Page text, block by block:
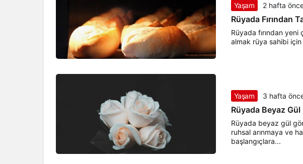
Yaşam 2 hafta
Rüyada Fırından
Rüyada fırından yeni
almak rüya sahibi
Yaşam 3 hafta
Rüyada Beyaz
Rüyada beyaz gül
ruhsal arınmaya ve
başlangıçlara...